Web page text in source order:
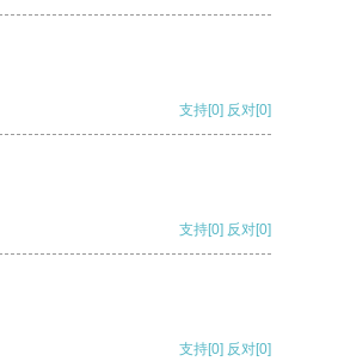
支持[0] 反对[0]
支持[0] 反对[0]
支持[0] 反对[0]